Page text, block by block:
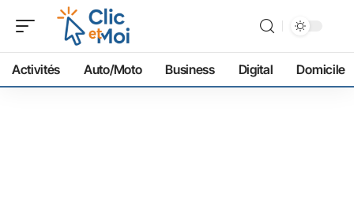
Activités Auto/Moto Business Digital Domicile